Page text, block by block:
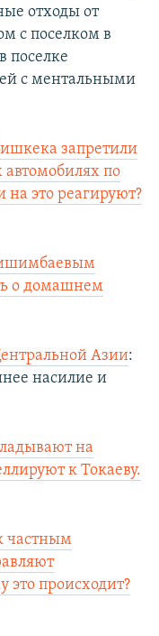
отходы от
с поселком в
поселке
с ментальными
запретили
по
это реагируют?
о домашнем
Азии:
насилие и
на
к Токаеву.
частным
происходит?